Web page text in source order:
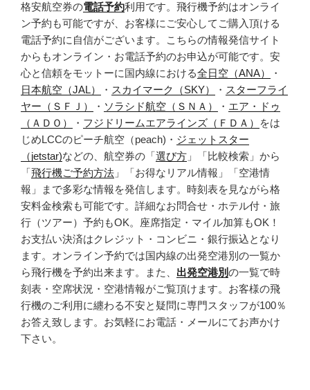
格安航空券の電話予約利用です。飛行機予約はオンライ
ン予約も可能ですが、お客様にご安心してご購入頂ける
電話予約に自信がございます。こちらの情報発信サイト
からもオンライン・お電話予約のお申込が可能です。安
心と信頼をモットーに国内線における全日空（ANA）
・
日本航空（JAL）
・ スカイマーク（SKY） ・ スターフライ
ヤー（ＳＦＪ）
・ ソラシド航空（ＳＮＡ） ・ エア・ドゥ
（ＡＤＯ）
・ フジドリームエアラインズ（ＦＤＡ）
をは
じめLCCのピーチ航空（peach)・ ジェットスター
（jetstar)などの、航空券の「選び方 」「比較検索」から
「飛行機ご予約方法 」「お得なリアル情報」「空港情
報」まで多彩な情報を発信します。時刻表を見ながら格
安料金検索も可能です。詳細なお問合せ・ホテル付・旅
行（ツアー）予約もOK。座席指定・マイル加算もOK！
お支払い決済はクレジット・コンビニ・銀行振込となり
ます。オンライン予約では国内線の出発空港別の一覧か
ら飛行機を予約出来ます。また、 出発空港別の一覧で時
刻表・空席状況・空港情報がご覧頂けます。お客様の飛
行機のご利用に纏わる不安と疑問に専門スタッフが100％
お答え致します。お気軽にお電話・メールにてお声かけ
下さい。